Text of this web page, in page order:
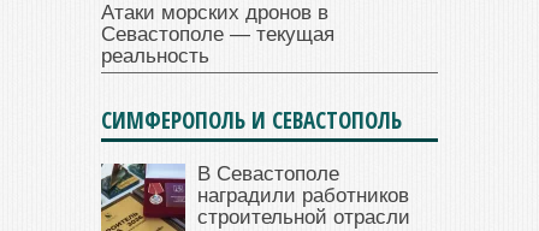
Атаки морских дронов в
Севастополе — текущая
реальность
СИМФЕРОПОЛЬ И СЕВАСТОПОЛЬ
В Севастополе
наградили работников
строительной отрасли